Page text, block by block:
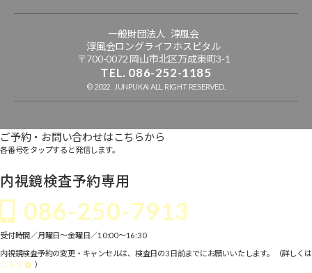
一般財団法人 淳風会
淳風会ロングライフホスピタル
〒700-0072 岡山市北区万成東町3-1
TEL. 086-252-1185
© 2022 JUNPUKAI ALL RIGHT RESERVED.
ご予約・お問い合わせはこちらから
各番号をタップすると発信します。
内視鏡検査予約専用
086-250-7913
受付時間／月曜日～金曜日／10:00〜16:30
内視鏡検査予約の変更・キャンセルは、検査日の3日前までにお願いいたします。（詳しくは
こちら
）